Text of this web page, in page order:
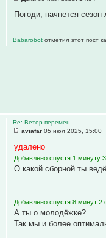
Погоди, начнется
Babarobotотметил этот пост
Re: Ветер перемен
aviafar 05 июл 2025, 15:00
удалено
Добавлено спустя 1 минуту
О какой сборной ты
Добавлено спустя 8 минут 2
А ты о молодёжке?
Так мы и более